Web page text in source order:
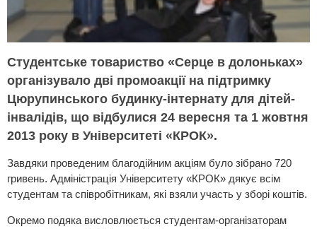
Студентське товариство «Серце в долоньках»
організувало дві промоакції на підтримку
Цюрупинського будинку-інтернату для дітей-
інвалідів, що відбулися 24 вересня та 1 жовтня
2013 року в Університеті «КРОК».
Завдяки проведеним благодійним акціям було зібрано 720
гривень. Адміністрація Університету «КРОК» дякує всім
студентам та співробітникам, які взяли участь у зборі коштів.
Окремо подяка висловлюється студентам-організаторам